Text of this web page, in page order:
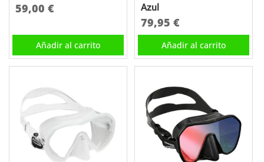
59,00 €
Añadir al carrito
Azul
79,95€
Añadir al carrito